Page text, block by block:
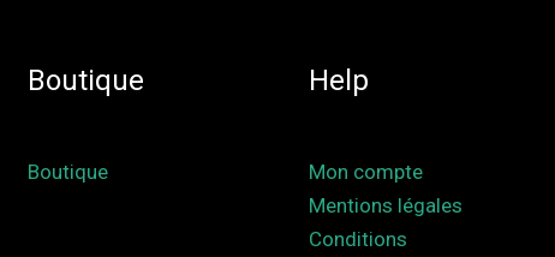
Boutique
Boutique
Help
Mon compte
Mentions légales
Conditions